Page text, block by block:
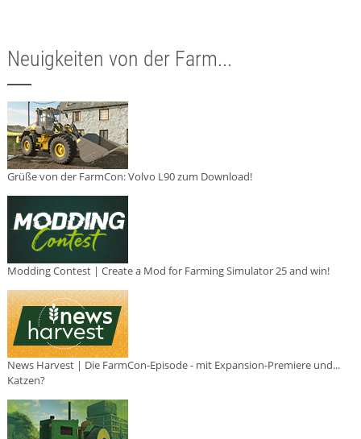
Neuigkeiten von der Farm...
Grüße von der FarmCon: Volvo L90 zum Download!
Modding Contest | Create a Mod for Farming Simulator 25 and win!
News Harvest | Die FarmCon-Episode - mit Expansion-Premiere und...
Katzen?